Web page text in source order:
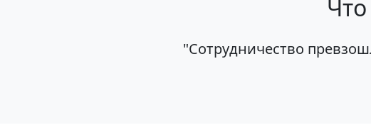
"Сотрудничество